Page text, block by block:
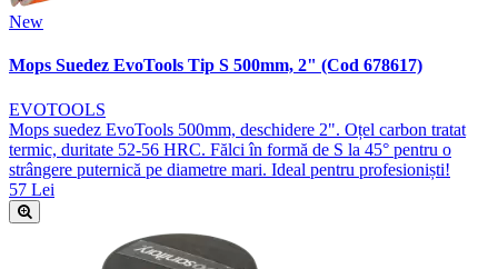
New
Mops Suedez EvoTools Tip S 500mm, 2" (Cod 678617)
EVOTOOLS
Mops suedez EvoTools 500mm, deschidere 2". Oțel carbon tratat
termic, duritate 52-56 HRC. Fălci în formă de S la 45° pentru o
strângere puternică pe diametre mari. Ideal pentru profesioniști!
57 Lei